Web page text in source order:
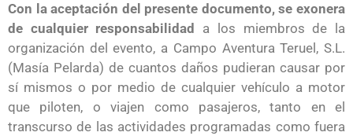
Con la aceptación del presente documento, se exonera
de cualquier responsabilidad
a los miembros de la
organización del evento, a Campo Aventura Teruel, S.L.
(Masía Pelarda) de cuantos daños pudieran causar por
sí mismos o por medio de cualquier vehículo a motor
que piloten, o viajen como pasajeros, tanto en el
transcurso de las actividades programadas como fuera